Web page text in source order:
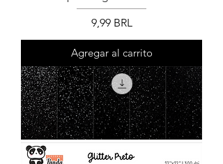
Precio
9,99 BRL
Agregar al carrito